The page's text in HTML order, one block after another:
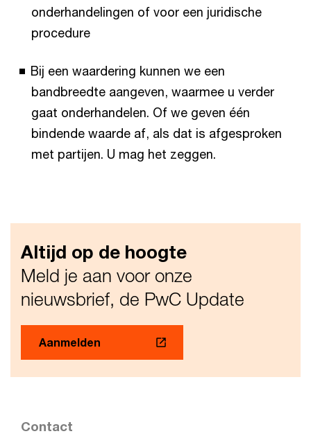
onderhandelingen of voor een juridische
procedure
Bij een waardering kunnen we een
bandbreedte aangeven, waarmee u verder
gaat onderhandelen. Of we geven één
bindende waarde af, als dat is afgesproken
met partijen. U mag het zeggen.
Altijd op de hoogte
Meld je aan voor onze
nieuwsbrief, de PwC Update
Aanmelden
Contact